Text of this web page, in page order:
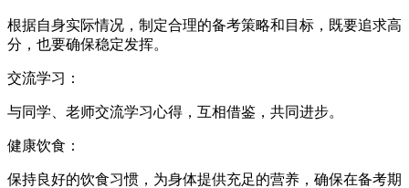
根据自身实际情况，制定合理的备考策略和目标，既要追求高
分，也要确保稳定发挥。
交流学习：
与同学、老师交流学习心得，互相借鉴，共同进步。
健康饮食：
保持良好的饮食习惯，为身体提供充足的营养，确保在备考期